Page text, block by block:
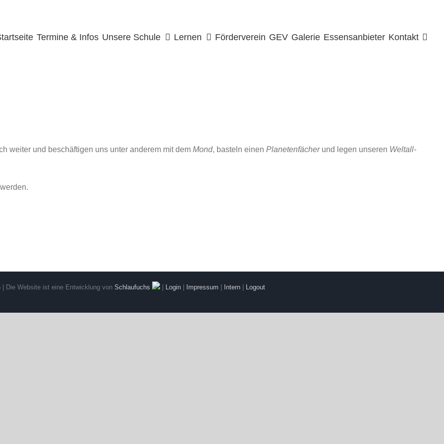
Termine & Infos Unsere Schule Lernen Förderverein GEV Galerie Essensanbieter Kontakt
weiter und beschäftigen uns unter anderem mit dem Mond, basteln einen Planetenfächerund legen unseren Weltall-
| Die Website ist eine Entwicklung von Schlaufuchs | Login| Impressum Intern| Logout